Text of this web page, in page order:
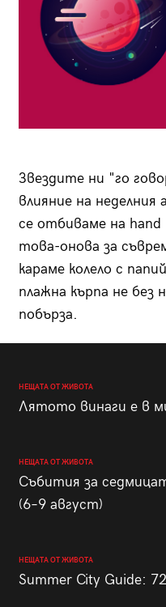
Звездите ни "го
влияние на
се отбиваме на
това-онова за
караме колело с
плажна кърпа не без
побърза.
НЕЩАТА ОТ ЖИВОТА
Лятото винаги е в
НЕЩАТА ОТ ЖИВОТА
Събития за
(6–9 август)
НЕЩАТА ОТ ЖИВОТА
Summer City Guide: